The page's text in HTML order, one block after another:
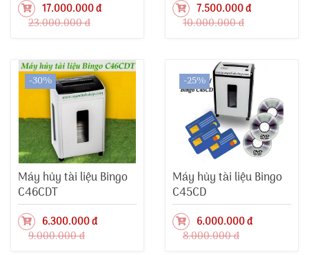
17.000.000 đ
23.000.000 đ
7.500.000 đ
10.000.000 đ
-30%
Máy hủy tài liệu Bingo
C46CDT
6.300.000 đ
9.000.000 đ
-25%
Máy hủy tài liệu Bingo
C45CD
6.000.000 đ
8.000.000 đ